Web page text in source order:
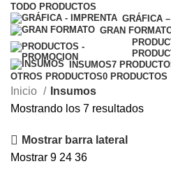
TODO PRODUCTOS
GRÁFICA
GRAN
INSUMOS7
OTROS PRODUCTOS0 PRODUCTOS
Inicio
Insumos
Mostrando los 7 resultados
Mostrar barra lateral
Mostrar 9 24 36